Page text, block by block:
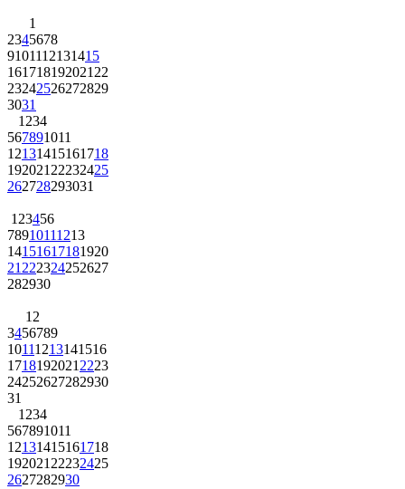
1
2345678
9101112131415
161718192021 22
23242526272829
3031
1 234
567891011
12131415161718
192021 22232425
262728293031
1 23456
78910111213
14151617181920
21 222324252627
282930
1 2
3456789
10111213141516
1718192021 2223
24252627282930
31
1 234
567891011
12131415161718
192021 22232425
2627282930